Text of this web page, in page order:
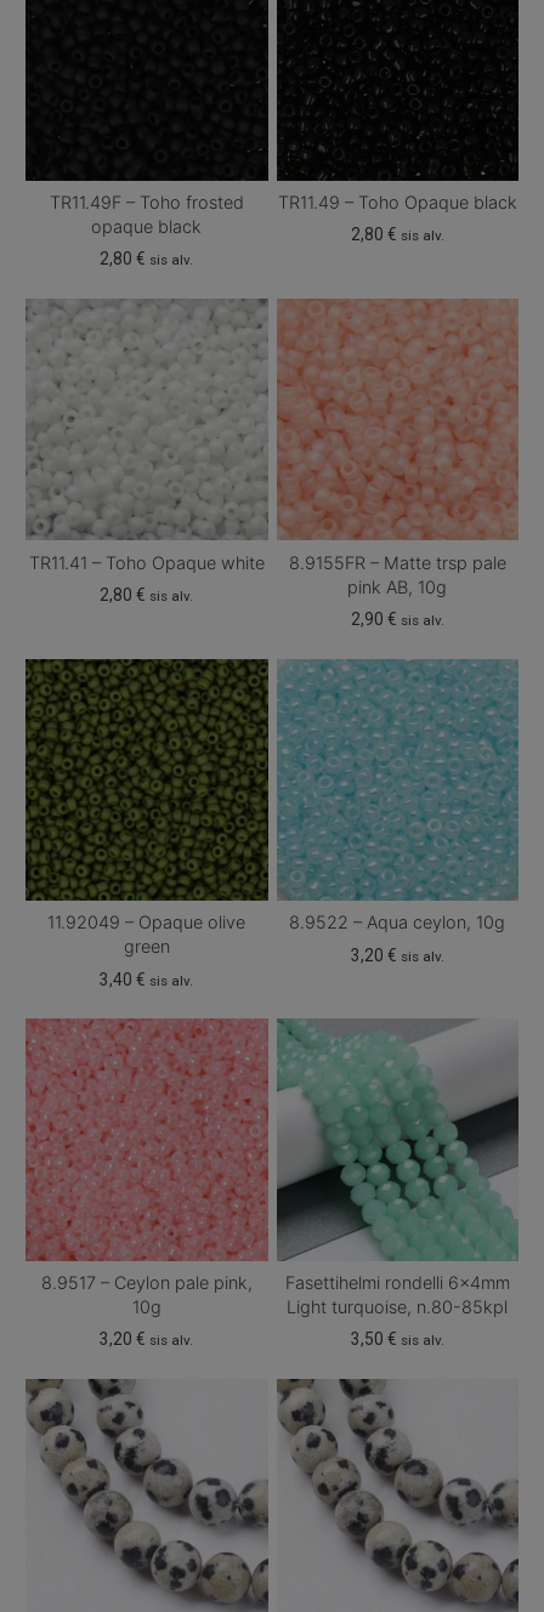
TR11.49F – Toho frosted
opaque black
2,80€ sis alv.
TR11.49 – Toho Opaque black
2,80 € sis alv.
TR11.41 – Toho Opaque white
2,80€ sis alv.
8.9155FR – Matte trsp pale
pink AB, 10g
2,90 € sis alv.
11.92049 – Opaque olive
green
3,40€ sis alv.
8.9522 – Aqua ceylon, 10g
3,20 € sis alv.
8.9517 – Ceylon pale pink,
10g
3,20€ sis alv.
Fasettihelmi rondelli 6x4mm
Light turquoise, n.80-85kpl
3,50 € sis alv.